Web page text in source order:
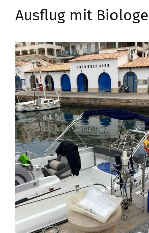
Ausflug mit